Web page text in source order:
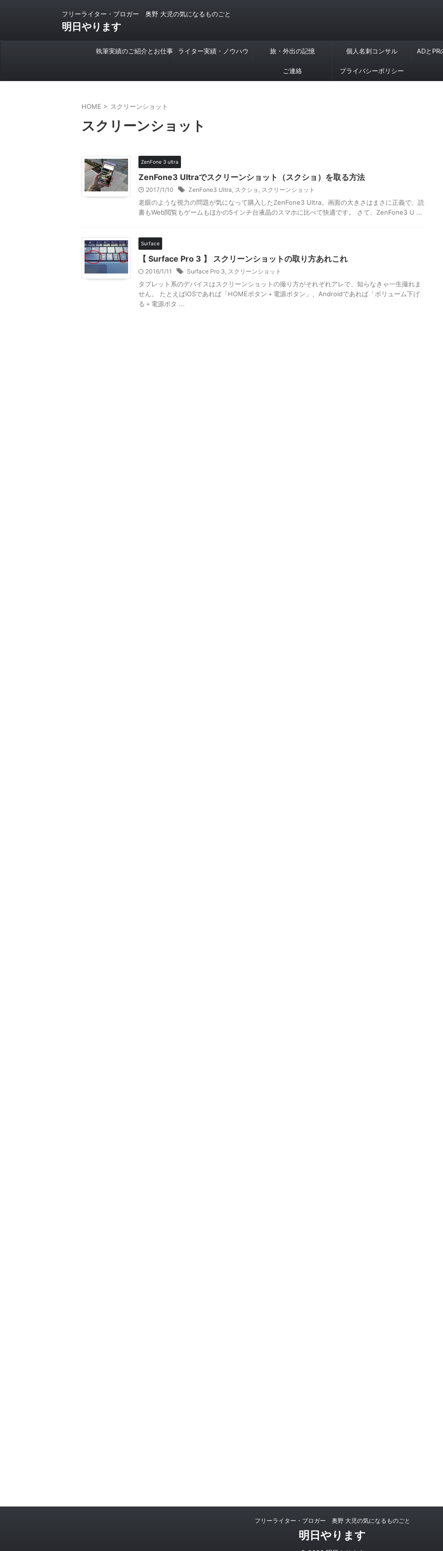
フリーライター・ブロガー 奥野 大児の気になるものごと
明日やります
執筆実績のご紹介とお仕事 ライター実績・ノウハウ 旅・外出の記憶 個人名刺コンサル ADとPR
ご連絡 プライバシーポリシー
HOME > スクリーンショット
スクリーンショット
ZenFone 3 ultra
ZenFone3 Ultraでスクリーンショット（スクショ）を取る方法
2017/1/10 ZenFone3 Ultra, スクショ , スクリーンショット
老眼のような視力の問題が気になって購入したZenFone3 Ultra。画面の大きさはまさに正義で、読
書もWeb閲覧もゲームもほかの5インチ台液晶のスマホに比べて快適です。 さて、ZenFone3 U ...
Surface
【 Surface Pro 3 】 スクリーンショットの取り方あれこれ
2016/1/11 Surface Pro 3, スクリーンショット
タブレット系のデバイスはスクリーンショットの撮り方がそれぞれアレで、知らなきゃ一生撮れま
せん。 たとえばiOSであれば「HOMEボタン＋電源ボタン」、Androidであれば「ボリューム下げ
る＋電源ボタ ...
フリーライター・ブロガー 奥野 大児の気になるものごと
明日やります